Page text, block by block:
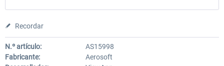
Recordar
N.º artículo:
AS15998
Fabricante:
Aerosoft